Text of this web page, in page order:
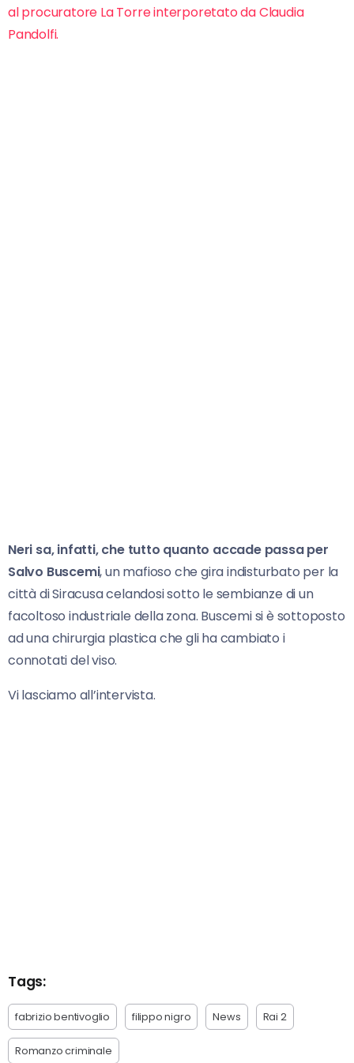
al procuratore La Torre interporetato da Claudia
Pandolfi.
Neri sa, infatti, che tutto quanto accade passa per
Salvo Buscemi, un mafioso che gira indisturbato per la
città di Siracusa celandosi sotto le sembianze di un
facoltoso industriale della zona. Buscemi si è sottoposto
ad una chirurgia plastica che gli ha cambiato i
connotati del viso.
Vi lasciamo all’intervista.
Tags:
fabrizio bentivoglio filippo nigro News Rai 2
Romanzo criminale